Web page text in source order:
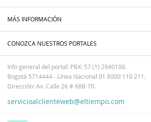
MÁS INFORMACIÓN
CONOZCA NUESTROS PORTALES
Info general del portal: PBX: 57 (1) 2940100.
Bogotá 5714444 - Línea Nacional 01 8000 110 211.
Dirección: Av. Calle 26 # 68B-70.
servicioalclienteweb@eltiempo.com